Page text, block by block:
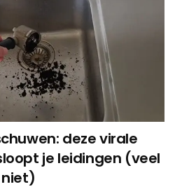
deze virale
je leidingen (veel